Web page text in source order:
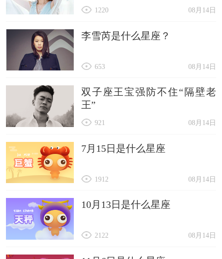
08月14日
1220
李雪芮是什么星座？
08月14日
653
双子座王宝强防不住“隔壁老
王”
08月14日
921
7月15日是什么星座
08月14日
1912
10月13日是什么星座
08月14日
2122